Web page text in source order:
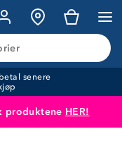
senere
produktene HER!